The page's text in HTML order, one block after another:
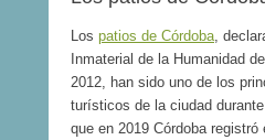
Los patios de Córdoba ,
Inmaterial de la Humanidad
2012, han sido uno de los
turísticos de la ciudad
que en 2019 Córdoba